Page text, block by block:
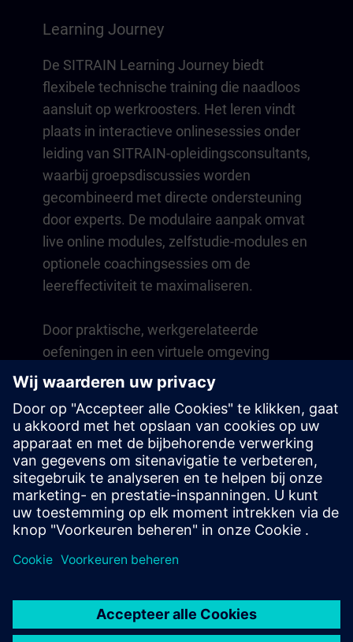
Learning Journey
De SITRAIN Learning Journey biedt
flexibele technische training die naadloos
aansluit op werkroosters. Het leren vindt
plaats in interactieve onlinesessies onder
leiding van SITRAIN-opleidingsconsultants,
waarbij groepsdiscussies worden
gecombineerd met directe ondersteuning
door experts. De modulaire aanpak omvat
live online modules, zelfstudie-modules en
optionele coachingsessies om de
leereffectiviteit te maximaliseren.
Door praktische, werkgerelateerde
oefeningen in een virtuele omgeving
ontwikkel je vaardigheden die direct
toepasbaar zijn in je dagelijkse
werkzaamheden. Het leren gaat verder na
de cursus met een lidmaatschap van één
jaar voor ons digitale leerplatform SITRAIN
access.
Overzicht